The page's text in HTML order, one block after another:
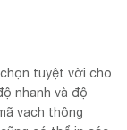
tuyệt vời cho
nhanh và độ
vạch thông